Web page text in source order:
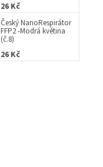
26 Kč
Český NanoRespirátor
FFP2 -Modrá květina
(č.8)
26 Kč